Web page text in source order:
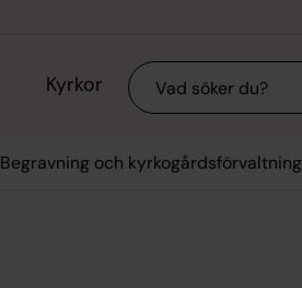
Kyrkor Sök
Begravning och kyrkogårdsförvaltning